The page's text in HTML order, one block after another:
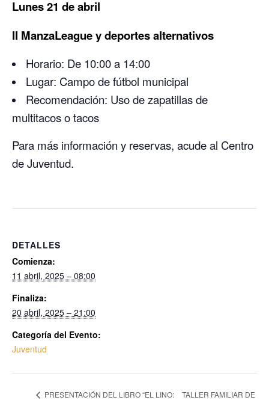
Lunes 21 de abril
II ManzaLeague y deportes alternativos
Horario: De 10:00 a 14:00
Lugar: Campo de fútbol municipal
Recomendación: Uso de zapatillas de
multitacos o tacos
Para más información y reservas, acude al Centro
de Juventud.
DETALLES
Comienza:
11 abril, 2025 – 08:00
Finaliza:
20 abril, 2025 – 21:00
Categoría del Evento:
Juventud
PRESENTACIÓN DEL LIBRO “EL LINO:
TALLER FAMILIAR DE